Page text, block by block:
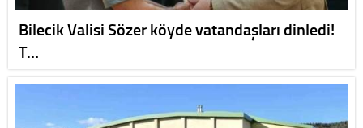
Bilecik Valisi Sözer köyde vatandaşları dinledi!
T…